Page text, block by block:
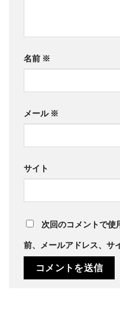
名前 ※
メール ※
サイト
次回のコメントで使
前、メールアドレス、サ